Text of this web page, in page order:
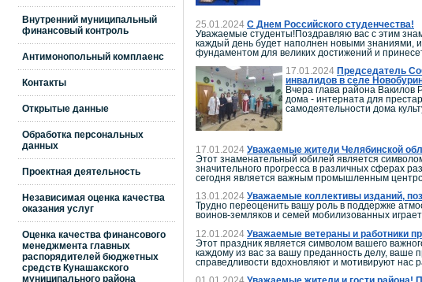
Внутренний муниципальный
финансовый контроль
Антимонопольный комплаенс
Контакты
Открытые данные
Обработка персональных
данных
Проектная деятельность
Независимая оценка качества
оказания услуг
Оценка качества финансового
менеджмента главных
распорядителей бюджетных
средств Кунашакского
муниципального района
25.01.2024 С Днем Российского студенчества!
Уважаемые студенты!Поздравляю вас с этим
каждый день будет наполнен новыми знаниями,
фундаментом для великих достижений и
17.01.2024 Председатель
инвалидов в селе
Вчера глава района
дома - интерната для
самодеятельности дома
17.01.2024 Уважаемые жители Челябинской
Этот знаменательный юбилей является
значительного прогресса в различных сферах
сегодня является важным промышленным
13.01.2024 Уважаемые коллективы изданий,
Трудно переоценить вашу роль в поддержке
воинов-земляков и семей мобилизованных
12.01.2024 Уважаемые ветераны и работники
Этот праздник является символом вашего
каждому из вас за вашу преданность делу,
справедливости вдохновляют и мотивируют нас